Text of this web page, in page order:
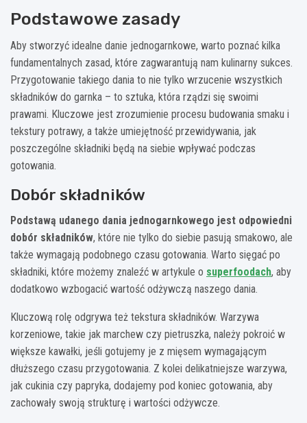
Podstawowe zasady
Aby stworzyć idealne danie jednogarnkowe, warto poznać kilka
fundamentalnych zasad, które zagwarantują nam kulinarny sukces.
Przygotowanie takiego dania to nie tylko wrzucenie wszystkich
składników do garnka – to sztuka, która rządzi się swoimi
prawami. Kluczowe jest zrozumienie procesu budowania smaku i
tekstury potrawy, a także umiejętność przewidywania, jak
poszczególne składniki będą na siebie wpływać podczas
gotowania.
Dobór składników
Podstawą udanego dania jednogarnkowego jest odpowiedni
dobór składników, które nie tylko do siebie pasują smakowo, ale
także wymagają podobnego czasu gotowania. Warto sięgać po
składniki, które możemy znaleźć w artykule o superfoodach, aby
dodatkowo wzbogacić wartość odżywczą naszego dania.
Kluczową rolę odgrywa też tekstura składników. Warzywa
korzeniowe, takie jak marchew czy pietruszka, należy pokroić w
większe kawałki, jeśli gotujemy je z mięsem wymagającym
dłuższego czasu przygotowania. Z kolei delikatniejsze warzywa,
jak cukinia czy papryka, dodajemy pod koniec gotowania, aby
zachowały swoją strukturę i wartości odżywcze.